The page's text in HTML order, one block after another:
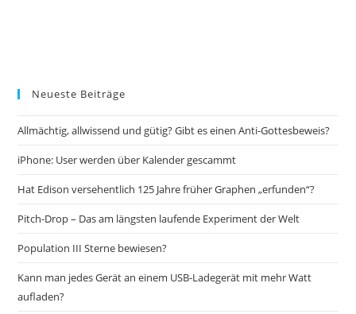
Neueste Beiträge
Allmächtig, allwissend und gütig? Gibt es einen Anti-Gottesbeweis?
iPhone: User werden über Kalender gescammt
Hat Edison versehentlich 125 Jahre früher Graphen „erfunden“?
Pitch-Drop – Das am längsten laufende Experiment der Welt
Population III Sterne bewiesen?
Kann man jedes Gerät an einem USB-Ladegerät mit mehr Watt
aufladen?